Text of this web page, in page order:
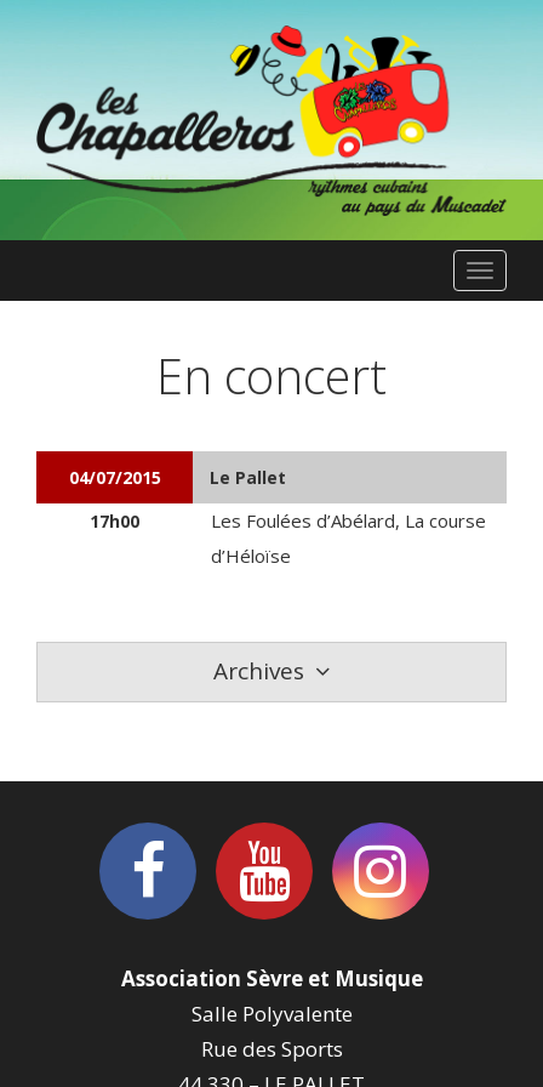
Toggle
En concert
04/07/2015
Le Pallet
17h00
Les Foulées d’Abélard, La course
d’Héloïse
Archives
Association Sèvre et Musique
Salle Polyvalente
Rue des Sports